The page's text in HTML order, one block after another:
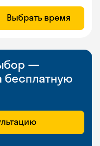
Выбрать время
—
бесплатную